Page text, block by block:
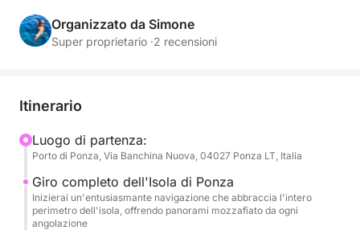
rendono Ponza unica. Immagina di navigare lungo
una costa frastagliata, baciata dal sole, dove la
dall'acqua color smeraldo. Questo tour è pensato
magnificenza, con numerose opportunità per
tuffarsi, fare snorkeling e rilassarsi in calette
accessibili solo via mare. Ogni sosta sarà
un'occasione per ammirare la bellezza
incontaminata di Ponza, dai suoi archi naturali alle
Organizzato da Simone
Super proprietario ·2 recensioni
Itinerario
Luogo di partenza:
Porto di Ponza, Via Banchina Nuova, 04027 Ponza LT, Italia
Giro completo dell'Isola di Ponza
Inizierai un'entusiasmante navigazione che abbraccia l'intero
perimetro dell'isola, offrendo panorami mozzafiato da ogni
angolazione